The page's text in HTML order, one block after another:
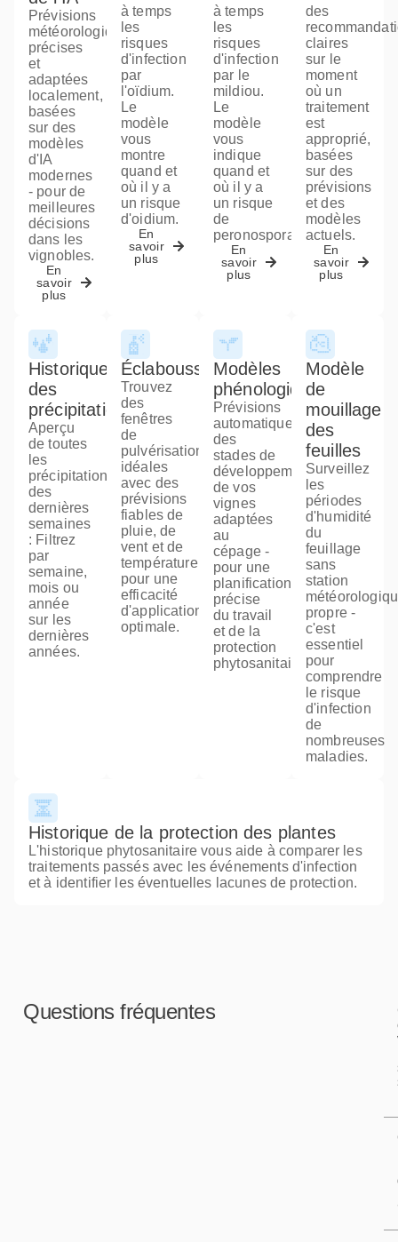
Prévisions
météorologiques
précises
et
adaptées
localement,
basées
sur des
modèles
d'IA
modernes
- pour de
meilleures
décisions
dans les
vignobles.
En
savoir
plus
à temps
les
risques
d'infection
par
l'oïdium.
Le
modèle
vous
montre
quand et
où il y a
un risque
d'oidium.
En
savoir
plus
à temps
les
risques
d'infection
par le
mildiou.
Le
modèle
vous
indique
quand et
où il y a
un risque
de
peronospora.
En
savoir
plus
des
claires
sur le
moment
où un
traitement
est
approprié,
basées
sur des
prévisions
et des
modèles
actuels.
En
savoir
plus
Historique
des
précipitations
Aperçu
de toutes
les
précipitations
des
dernières
semaines
: Filtrez
par
semaine,
mois ou
année
sur les
dernières
années.
Éclaboussures
Trouvez
des
fenêtres
de
pulvérisation
idéales
avec des
prévisions
fiables de
pluie, de
vent et de
température
pour une
efficacité
d'application
optimale.
Modèles
phénologiques
Prévisions
automatiques
des
stades de
développement
de vos
vignes
adaptées
au
cépage -
pour une
planification
précise
du travail
et de la
protection
phytosanitaire.
Modèle
de
mouillage
des
feuilles
Surveillez
les
périodes
d'humidité
du
feuillage
sans
station
propre -
c'est
essentiel
pour
comprendre
le risque
d'infection
de
nombreuses
maladies.
Historique de la protection des plantes
L'historique phytosanitaire vous aide à comparer les
traitements passés avec les événements d'infection
et à identifier les éventuelles lacunes de protection.
Questions fréquentes